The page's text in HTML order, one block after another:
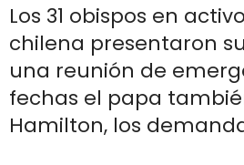
Los 31 obispos en
chilena presentaron
una reunión de
fechas el papa
Hamilton, los